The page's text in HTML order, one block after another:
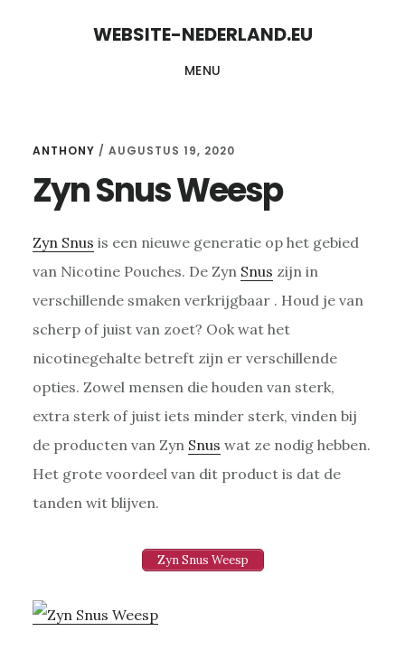
WEBSITE-NEDERLAND.EU
MENU
ANTHONY / AUGUSTUS 19, 2020
Zyn Snus Weesp
Zyn Snus is een nieuwe generatie op het gebied
van Nicotine Pouches. De Zyn Snus zijn in
verschillende smaken verkrijgbaar . Houd je van
scherp of juist van zoet? Ook wat het
nicotinegehalte betreft zijn er verschillende
opties. Zowel mensen die houden van sterk,
extra sterk of juist iets minder sterk, vinden bij
de producten van Zyn Snus wat ze nodig hebben.
Het grote voordeel van dit product is dat de
tanden wit blijven.
Zyn Snus Weesp